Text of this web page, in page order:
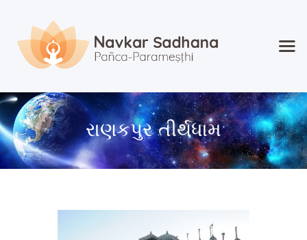
રાણકપુર તીર્થધામ
Home
About Navkar
Jainism
Shop